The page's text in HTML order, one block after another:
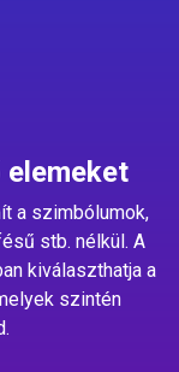
elemeket
a szimbólumok,
stb. nélkül. A
kiválaszthatja a
szintén